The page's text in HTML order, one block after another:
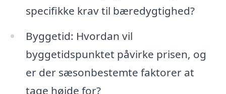
specifikke krav til bæredygtighed?
Byggetid: Hvordan vil
byggetidspunktet påvirke prisen, og
er der sæsonbestemte faktorer at
tage højde for?